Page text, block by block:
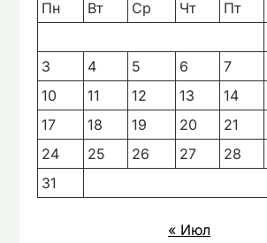
Пн
Вт Ср Чт Пт
3
4 5 6 7
10
11 12 13 14
17
18 19 20 21
24
25 26 27 28
31
« Июл